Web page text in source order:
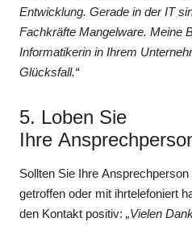
Entwicklung. Gerade in der IT
Fachkräfte Mangelware. Meine
Informatikerin in Ihrem
Glücksfall.“
5. Loben Sie
Ihre
Sollten Sie Ihre
getroffen oder mit ihrtelefoniert
den Kontakt positiv:„Vielen